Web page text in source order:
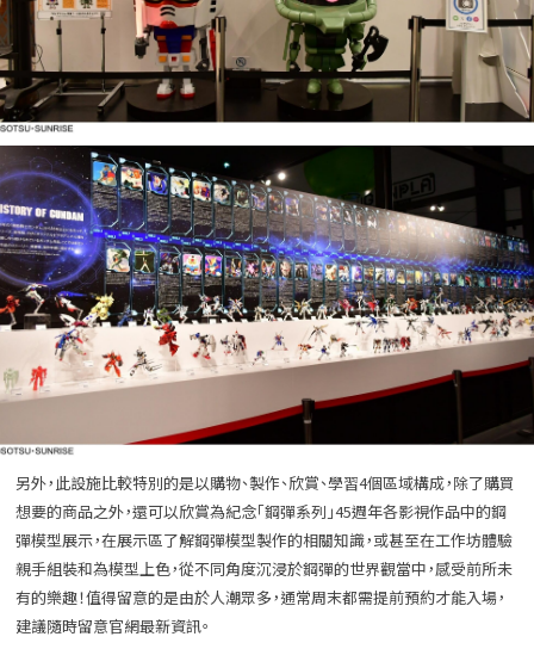
另外，此設施比較特別的是以購物、製作、欣賞、學習4個區域構成，除了購買
想要的商品之外，還可以欣賞為紀念「鋼彈系列」45週年各影視作品中的鋼
彈模型展示，在展示區了解鋼彈模型製作的相關知識，或甚至在工作坊體驗
親手組裝和為模型上色，從不同角度沉浸於鋼彈的世界觀當中，感受前所未
有的樂趣！值得留意的是由於人潮眾多，通常周末都需提前預約才能入場，
建議隨時留意官網最新資訊。